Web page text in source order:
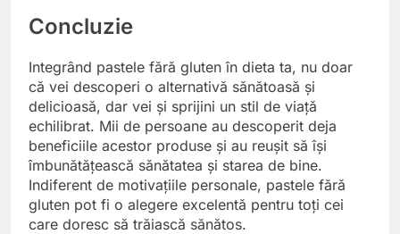
Concluzie
Integrând pastele fără gluten în dieta ta, nu doar
că vei descoperi o alternativă sănătoasă și
delicioasă, dar vei și sprijini un stil de viață
echilibrat. Mii de persoane au descoperit deja
beneficiile acestor produse și au reușit să își
îmbunătățească sănătatea și starea de bine.
Indiferent de motivațiile personale, pastele fără
gluten pot fi o alegere excelentă pentru toți cei
care doresc să trăiască sănătos.